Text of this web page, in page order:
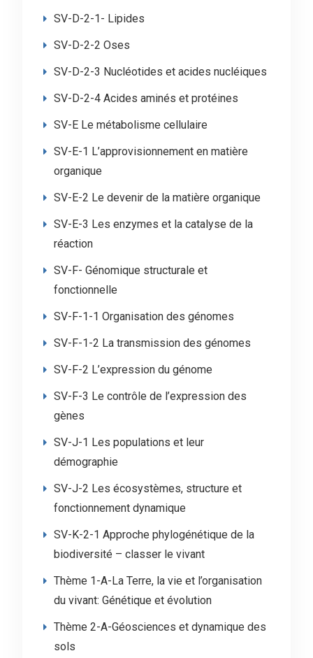
SV-D-2-1- Lipides
SV-D-2-2 Oses
SV-D-2-3 Nucléotides et acides nucléiques
SV-D-2-4 Acides aminés et protéines
SV-E Le métabolisme cellulaire
SV-E-1 L’approvisionnement en matière
organique
SV-E-2 Le devenir de la matière organique
SV-E-3 Les enzymes et la catalyse de la
réaction
SV-F- Génomique structurale et
fonctionnelle
SV-F-1-1 Organisation des génomes
SV-F-1-2 La transmission des génomes
SV-F-2 L’expression du génome
SV-F-3 Le contrôle de l’expression des
gènes
SV-J-1 Les populations et leur
démographie
SV-J-2 Les écosystèmes, structure et
fonctionnement dynamique
SV-K-2-1 Approche phylogénétique de la
biodiversité – classer le vivant
Thème 1-A-La Terre, la vie et l’organisation
du vivant: Génétique et évolution
Thème 2-A-Géosciences et dynamique des
sols